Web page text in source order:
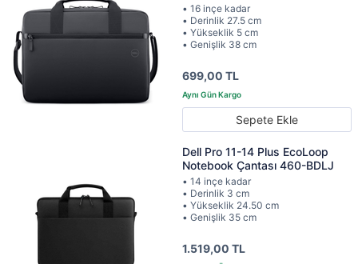
• 16 inçe kadar
• Derinlik 27.5 cm
• Yükseklik 5 cm
• Genişlik 38 cm
699,00 TL
Sepete Ekle
Dell Pro 11-14 Plus EcoLoop
Notebook Çantası 460-BDLJ
• 14 inçe kadar
• Derinlik 3 cm
• Yükseklik 24.50 cm
• Genişlik 35 cm
1.519,00 TL